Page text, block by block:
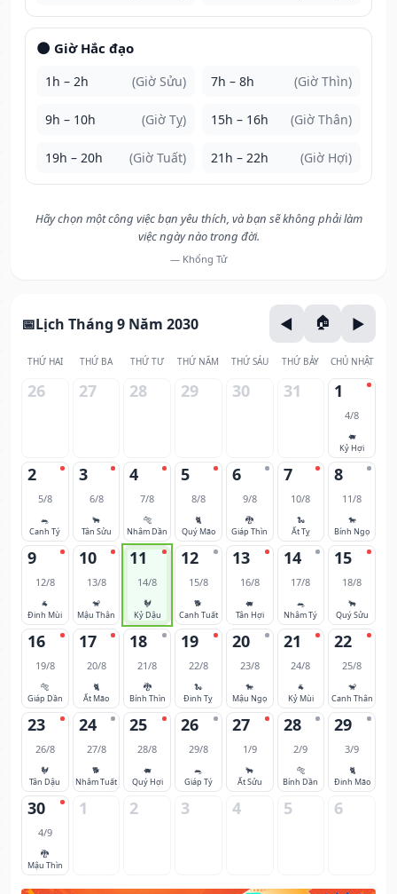
🌑 Giờ Hắc đạo
1h – 2h (Giờ Sửu) 7h – 8h (Giờ Thìn)
9h – 10h (Giờ Tỵ) 15h – 16h (Giờ Thân)
19h – 20h (Giờ Tuất) 21h – 22h (Giờ Hợi)
Hãy chọn một công việc bạn yêu thích, và bạn sẽ không phải làm
việc ngày nào trong đời.
— Khổng Tử
Lịch Tháng 9 Năm 2030
THỨ HAI THỨ BA THỨ TƯ THỨ NĂM THỨ SÁU THỨ BẢY CHỦ NHẬT
26 27 28 29 30 31 1
4/8
🐖
Kỷ Hợi
2
5/8
🐀
Canh Tý
3
6/8
🐂
Tân Sửu
4
7/8
🐅
Nhâm Dần
5
8/8
🐈
Quý Mão
6
9/8
🐉
Giáp Thìn
7
10/8
🐍
Ất Tỵ
8
11/8
🐎
Bính Ngọ
9
12/8
🐐
Đinh Mùi
10
13/8
🐒
Mậu Thân
11
14/8
🐓
Kỷ Dậu
12
15/8
🐕
Canh Tuất
13
16/8
🐖
Tân Hợi
14
17/8
🐀
Nhâm Tý
15
18/8
🐂
Quý Sửu
16
19/8
🐅
Giáp Dần
17
20/8
🐈
Ất Mão
18
21/8
🐉
Bính Thìn
19
22/8
🐍
Đinh Tỵ
20
23/8
🐎
Mậu Ngọ
21
24/8
🐐
Kỷ Mùi
22
25/8
🐒
Canh Thân
23
26/8
🐓
Tân Dậu
24
27/8
🐕
Nhâm Tuất
25
28/8
🐖
Quý Hợi
26
29/8
🐀
Giáp Tý
27
1/9
🐂
Ất Sửu
28
2/9
🐅
Bính Dần
29
3/9
🐈
Đinh Mão
30
4/9
🐉
Mậu Thìn
1 2 3 4 5 6